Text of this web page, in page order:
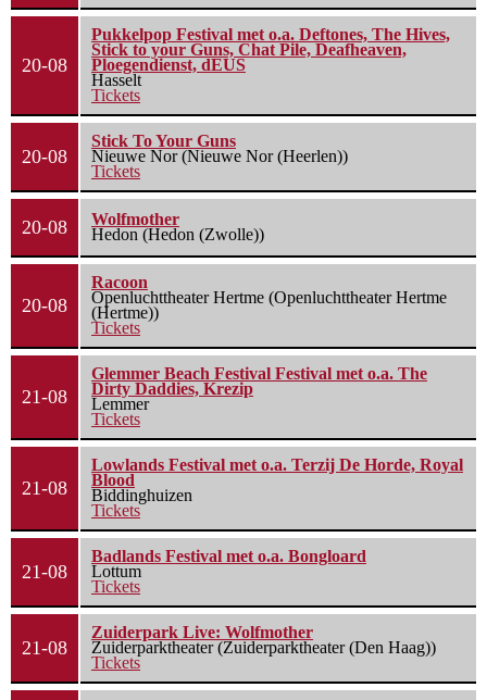
20-08
Pukkelpop Festival met o.a. Deftones, The Hives,
Stick to your Guns, Chat Pile, Deafheaven,
Ploegendienst, dEUS
Hasselt
Tickets
20-08
Stick To Your Guns
Nieuwe Nor (Nieuwe Nor (Heerlen))
Tickets
20-08
Wolfmother
Hedon (Hedon (Zwolle))
20-08
Racoon
Openluchttheater Hertme (Openluchttheater Hertme
(Hertme))
Tickets
21-08
Glemmer Beach Festival Festival met o.a. The
Dirty Daddies, Krezip
Lemmer
Tickets
21-08
Lowlands Festival met o.a. Terzij De Horde, Royal
Blood
Biddinghuizen
Tickets
21-08
Badlands Festival met o.a. Bongloard
Lottum
Tickets
21-08
Zuiderpark Live: Wolfmother
Zuiderparktheater (Zuiderparktheater (Den Haag))
Tickets